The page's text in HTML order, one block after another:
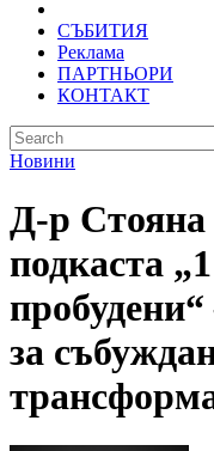
СЪБИТИЯ
Реклама
ПАРТНЬОРИ
КОНТАКТ
Новини
Д-р Стояна
подкаста
за